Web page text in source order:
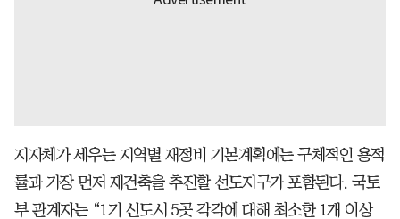
지자체가 세우는 지역별 재정비 기본계획에는 구체적인 용적
률과 가장 먼저 재건축을 추진할 선도지구가 포함된다. 국토
부 관계자는 “1기 신도시 5곳 각각에 대해 최소한 1개 이상